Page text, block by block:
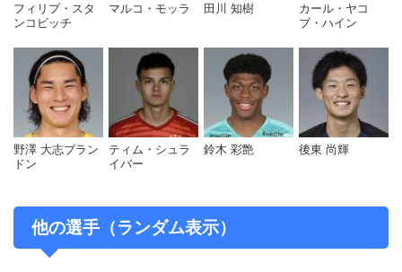
フィリプ・スタ
ンコビッチ
マルコ・モッラ 田川 知樹
カール・ヤコ
ブ・ハイン
野澤 大志ブラン
ドン
ティム・シュラ
イバー
鈴木 彩艶 後東 尚輝
他の選手（ランダム表示）